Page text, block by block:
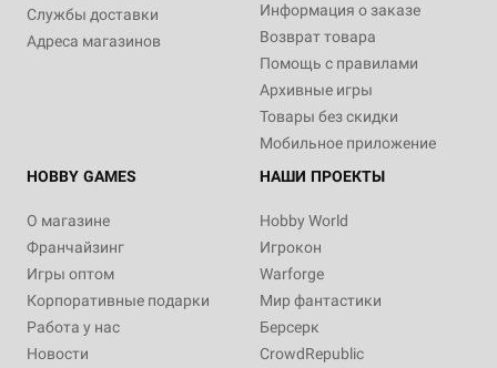
Службы доставки
Адреса магазинов
Информация о заказе
Возврат товара
Помощь с правилами
Архивные игры
Товары без скидки
Мобильное приложение
HOBBY GAMES
О магазине
Франчайзинг
Игры оптом
Корпоративные подарки
Работа у нас
Новости
НАШИ ПРОЕКТЫ
Hobby World
Игрокон
Warforge
Мир фантастики
Берсерк
CrowdRepublic